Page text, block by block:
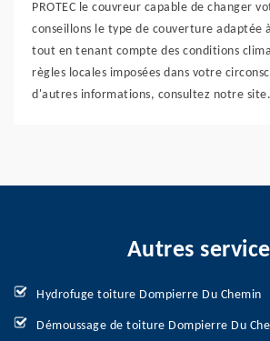
PROTEC le couvreur capable de changer
conseillons le type de couverture adaptée
tout en tenant compte des conditions
règles locales imposées dans votre
d'autres informations, consultez notre site.
Autres
Hydrofuge toiture Dompierre Du Chemin
Démoussage de toiture Dompierre Du